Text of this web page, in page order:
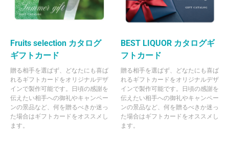
Fruits selection カタログ
ギフトカード
贈る相手を選ばず、どなたにも喜ば
れるギフトカードをオリジナルデザ
インで製作可能です。日頃の感謝を
伝えたい相手への御礼やキャンペー
ンの景品など、何を贈るべきか迷っ
た場合はギフトカードをオススメし
ます。
BEST LIQUOR カタログギ
フトカード
贈る相手を選ばず、どなたにも喜ば
れるギフトカードをオリジナルデザ
インで製作可能です。日頃の感謝を
伝えたい相手への御礼やキャンペー
ンの景品など、何を贈るべきか迷っ
た場合はギフトカードをオススメし
ます。